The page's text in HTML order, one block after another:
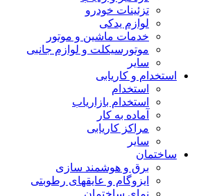
تزئینات خودرو
لوازم یدکی
خدمات ماشین و موتور
موتورسیکلت و لوازم جانبی
سایر
استخدام و کاریابی
استخدام
استخدام بازاریاب
آماده به کار
مراکز کاریابی
سایر
ساختمان
برق و هوشمند سازی
ایزوگام و عایقهای رطوبتی